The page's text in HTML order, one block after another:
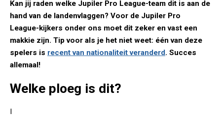
Kan jij raden welke Jupiler Pro League-team dit is aan de
hand van de landenvlaggen? Voor de Jupiler Pro
League-kijkers onder ons moet dit zeker en vast een
makkie zijn. Tip voor als je het niet weet: één van deze
spelers is recent van nationaliteit veranderd. Succes
allemaal!
Welke ploeg is dit?
I